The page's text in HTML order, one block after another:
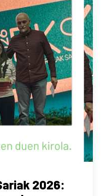
2026: